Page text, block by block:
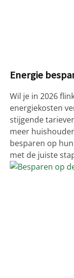
Energie
Wil je in 2026
energiekosten
stijgende
meer
besparen op
met de juiste